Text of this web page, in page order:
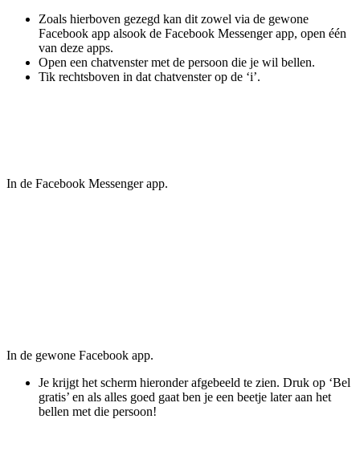
Zoals hierboven gezegd kan dit zowel via de gewone
Facebook app alsook de Facebook Messenger app, open één
van deze apps.
Open een chatvenster met de persoon die je wil bellen.
Tik rechtsboven in dat chatvenster op de ‘i’.
In de Facebook Messenger app.
In de gewone Facebook app.
Je krijgt het scherm hieronder afgebeeld te zien. Druk op ‘Bel
gratis’ en als alles goed gaat ben je een beetje later aan het
bellen met die persoon!